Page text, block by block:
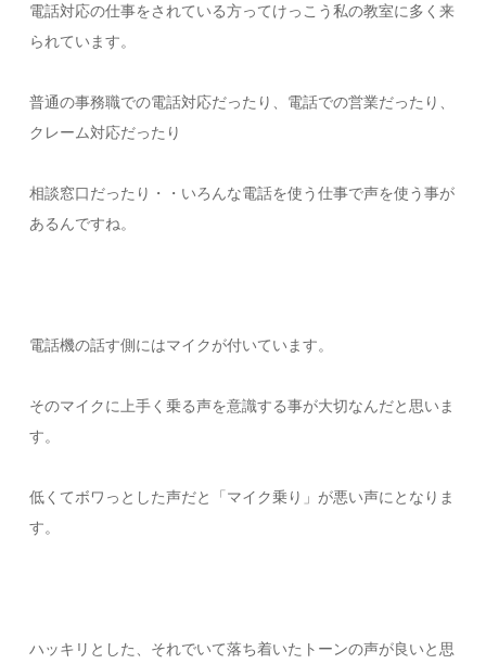
電話対応の仕事をされている方ってけっこう私の教室に多く来
られています。
普通の事務職での電話対応だったり、電話での営業だったり、
クレーム対応だったり
相談窓口だったり・・いろんな電話を使う仕事で声を使う事が
あるんですね。
電話機の話す側にはマイクが付いています。
そのマイクに上手く乗る声を意識する事が大切なんだと思いま
す。
低くてボワっとした声だと「マイク乗り」が悪い声にとなりま
す。
ハッキリとした、それでいて落ち着いたトーンの声が良いと思